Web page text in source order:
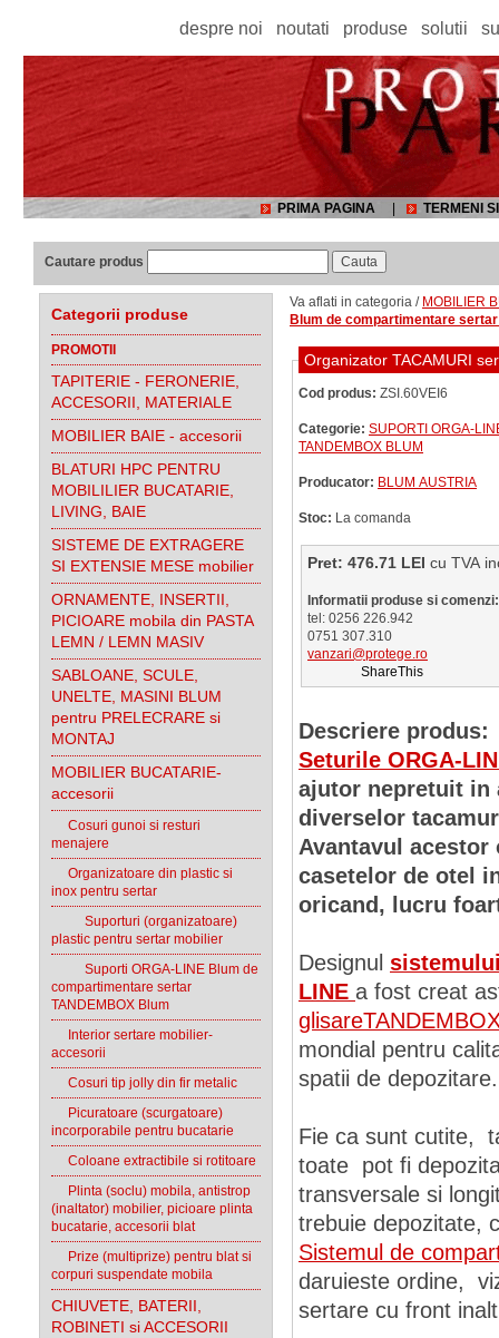
despre noi noutati produse solutii
PRIMA PAGINA TERMENI
Cautare produs
Categorii produse
PROMOTII
TAPITERIE - FERONERIE,
ACCESORII, MATERIALE
MOBILIER BAIE - accesorii
BLATURI HPC PENTRU
MOBILILIER BUCATARIE,
LIVING, BAIE
SISTEME DE EXTRAGERE
SI EXTENSIE MESE mobilier
ORNAMENTE, INSERTII,
PICIOARE mobila din PASTA
LEMN / LEMN MASIV
SABLOANE, SCULE,
UNELTE, MASINI BLUM
pentru PRELECRARE si
MONTAJ
MOBILIER BUCATARIE-
accesorii
Cosuri gunoi si resturi
menajere
Organizatoare din plastic si
inox pentru sertar
Suporturi (organizatoare)
plastic pentru sertar mobilier
Suporti ORGA-LINE Blum de
compartimentare sertar
TANDEMBOX Blum
Interior sertare mobilier-
accesorii
Cosuri tip jolly din fir metalic
Picuratoare (scurgatoare)
incorporabile pentru bucatarie
Coloane extractibile si rotitoare
Plinta (soclu) mobila, antistrop
(inaltator) mobilier, picioare plinta
bucatarie, accesorii blat
Prize (multiprize) pentru blat si
corpuri suspendate mobila
CHIUVETE, BATERII,
ROBINETI si ACCESORII
Va aflati in categoria / MOBILIER
Blum de compartimentare
Organizator TACAMURI
Cod produs: ZSI.60VEI6
Categorie: SUPORTI ORGA-
TANDEMBOX BLUM
Producator: BLUM AUSTRIA
Stoc: La comanda
Pret: 476.71 LEI cu
Informatii produse si comenzi:
tel: 0256 226.942
0751 307.310
vanzari@protege.ro
ShareThis
Descriere produs:
Seturile ORGA-
ajutor nepretuit in
diverselor
Avantavul acestor
casetelor de otel
oricand, lucru
Designul
LINE a fost creat
mondial pentru
spatii de
Fie ca sunt cutite,
toate pot fi
transversale si
trebuie depozitate,
Sistemul de
daruieste ordine,
sertare cu front